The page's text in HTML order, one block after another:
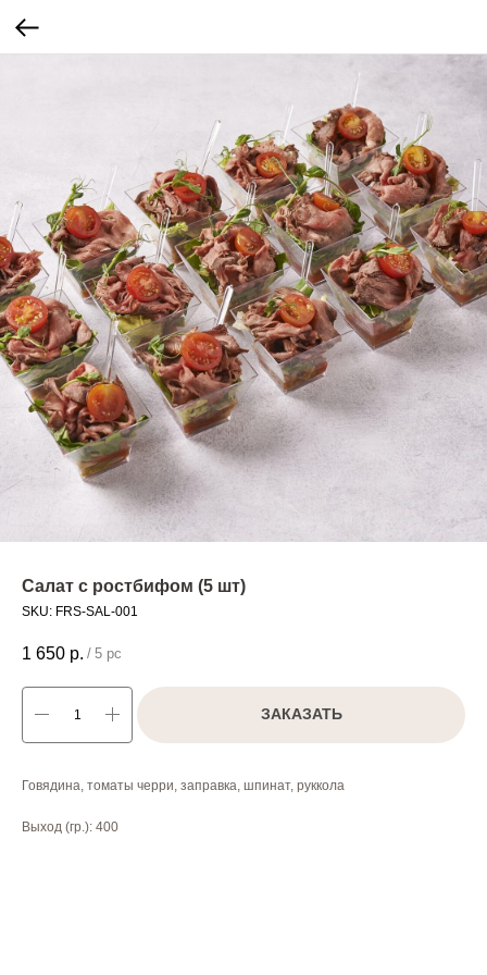
Салат с ростбифом (5 шт)
SKU: FRS-SAL-001
1 650 р. / 5 pc
ЗАКАЗАТЬ
Говядина, томаты черри, заправка, шпинат, руккола
Выход (гр.): 400